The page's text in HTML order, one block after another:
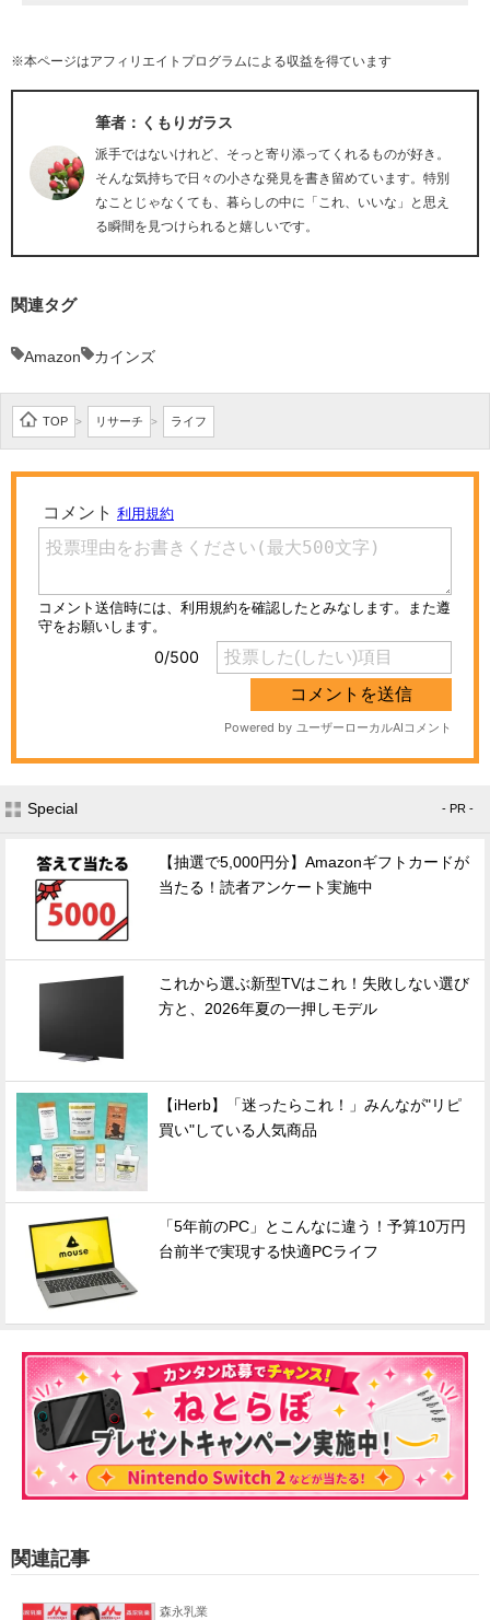
※本ページはアフィリエイトプログラムによる収益を得ています
筆者：くもりガラス
派手ではないけれど、そっと寄り添ってくれるものが好き。
そんな気持ちで日々の小さな発見を書き留めています。特別
なことじゃなくても、暮らしの中に「これ、いいな」と思え
る瞬間を見つけられると嬉しいです。
関連タグ
Amazon カインズ
TOP > リサーチ > ライフ
Special - PR -
【抽選で5,000円分】Amazonギフトカードが
当たる！読者アンケート実施中
これから選ぶ新型TVはこれ！失敗しない選び
方と、2026年夏の一押しモデル
【iHerb】「迷ったらこれ！」みんなが"リピ
買い"している人気商品
「5年前のPC」とこんなに違う！予算10万円
台前半で実現する快適PCライフ
関連記事
森永乳業